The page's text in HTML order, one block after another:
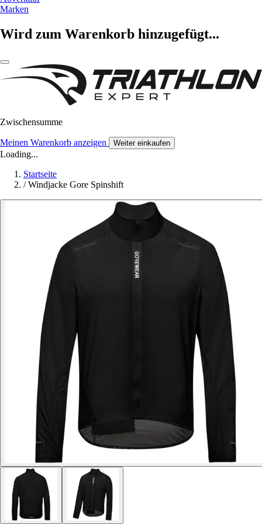
Marken
Wird zum Warenkorb hinzugefügt...
Zwischensumme
Meinen Warenkorb anzeigen Weiter einkaufen
Loading...
Startseite
/ Windjacke Gore Spinshift